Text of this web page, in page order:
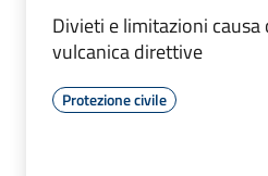
Divieti e limitazioni causa
vulcanica direttive
Protezione civile